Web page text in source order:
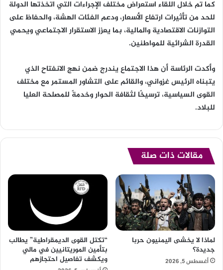
كما تم خلال اللقاء استعراض مختلف الإجراءات التي اتخذتها الدولة
للحد من تأثيرات ارتفاع الأسعار، ودعم الفئات الهشة، والحفاظ على
التوازنات الاقتصادية والمالية، بما يعزز الاستقرار الاجتماعي ويحمي
القدرة الشرائية للمواطنين.
وأكدت الرئاسة أن هذا الاجتماع يندرج ضمن نهج الانفتاح الذي
يتبناه الرئيس غزواني، والقائم على التشاور المستمر مع مختلف
القوى السياسية، ترسيخًا لثقافة الحوار وخدمةً للمصلحة العليا
للبلاد.
مقالات ذات صلة
لماذا لا يخشى اليمنيون حربا
جديدة؟
أغسطس 5, 2026
“تكتل القوى الديمقراطية” يطالب
بتأمين الموريتانيين في مالي
ويكشف تفاصيل احتجازهم